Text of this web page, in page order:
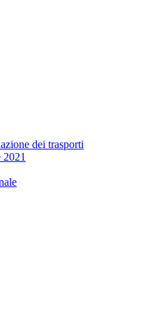
dei trasporti
2021